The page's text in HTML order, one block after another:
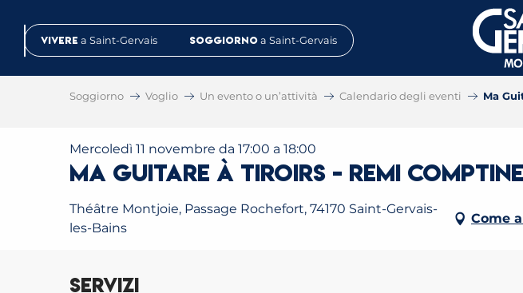
contenuVivere a Saint-Gervais Soggiorno a Saint-Gervais
Soggiorno Voglio Un evento o un’attività Calendario degli eventi Ma
Mercoledì 11 novembre da 17:00 a 18:00
Ma Guitare à Tiroirs - REMI
Théâtre Montjoie, Passage Rochefort, 74170 Saint-Gervais-
les-Bains
Come
Servizi